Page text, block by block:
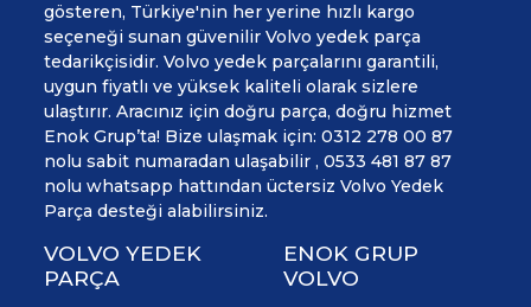
gösteren, Türkiye'nin her yerine hızlı kargo
seçeneği sunan güvenilir Volvo yedek parça
tedarikçisidir. Volvo yedek parçalarını garantili,
uygun fiyatlı ve yüksek kaliteli olarak sizlere
ulaştırır. Aracınız için doğru parça, doğru hizmet
Enok Grup’ta! Bize ulaşmak için: 0312 278 00 87
nolu sabit numaradan ulaşabilir , 0533 481 87 87
nolu whatsapp hattından üctersiz Volvo Yedek
Parça desteği alabilirsiniz.
VOLVO YEDEK
PARÇA
ENOK GRUP
VOLVO